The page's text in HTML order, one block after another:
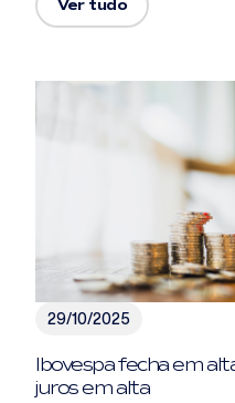
Ver tudo
29/10/2025
Ibovespa fecha em
juros em alta